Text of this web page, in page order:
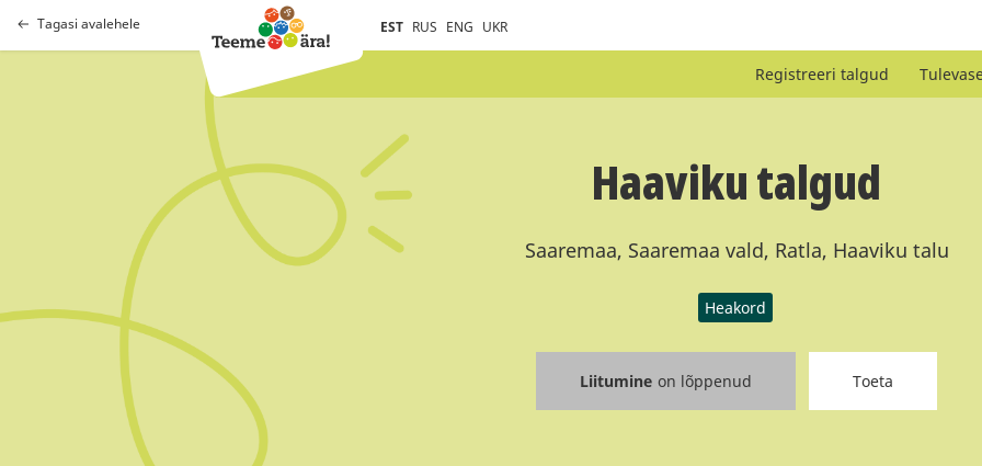
Tagasi avalehele EST RUS ENG UKR
Registreeri talgud
Haaviku talgud
Saaremaa, Saaremaa vald, Ratla, Haaviku talu
Heakord
Liitumine on lõppenud Toeta